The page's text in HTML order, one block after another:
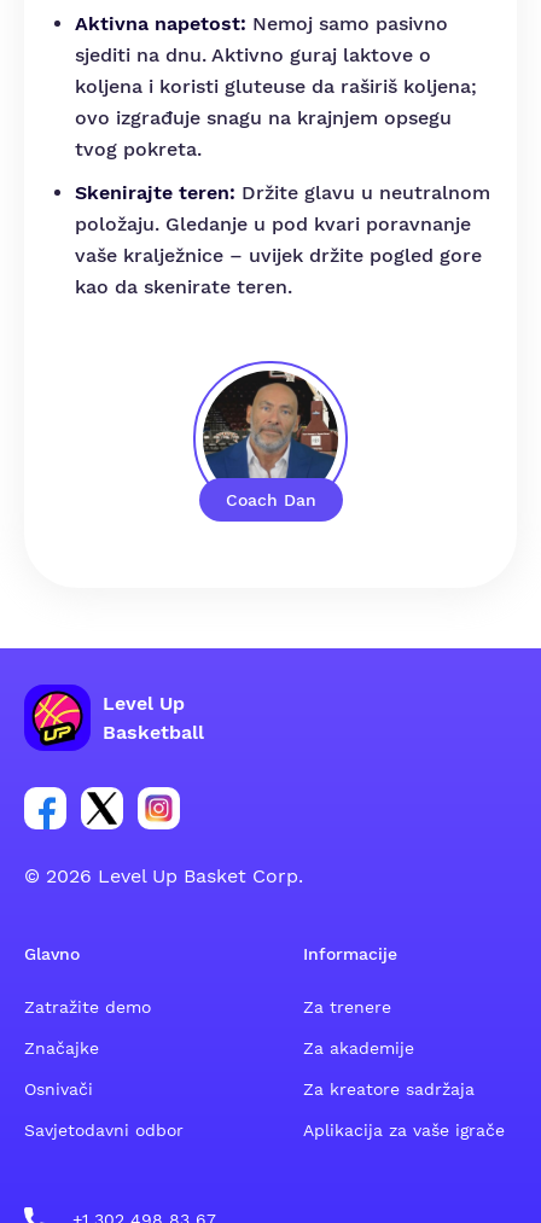
Coach Dan
Aktivna napetost: Nemoj samo pasivno
sjediti na dnu. Aktivno guraj laktove o
koljena i koristi gluteuse da raširiš koljena;
ovo izgrađuje snagu na krajnjem opsegu
tvog pokreta.
Skenirajte teren: Držite glavu u neutralnom
položaju. Gledanje u pod kvari poravnanje
vaše kralježnice – uvijek držite pogled gore
kao da skenirate teren.
Level Up
Basketball
Poveznica za Facebook grupu
Poveznica za Twitter grupu
Poveznica za Instagram grupu
© 2026 Level Up Basket Corp.
Glavno
Zatražite demo
Značajke
Osnivači
Savjetodavni odbor
Informacije
Za trenere
Za akademije
Za kreatore sadržaja
Aplikacija za vaše igrače